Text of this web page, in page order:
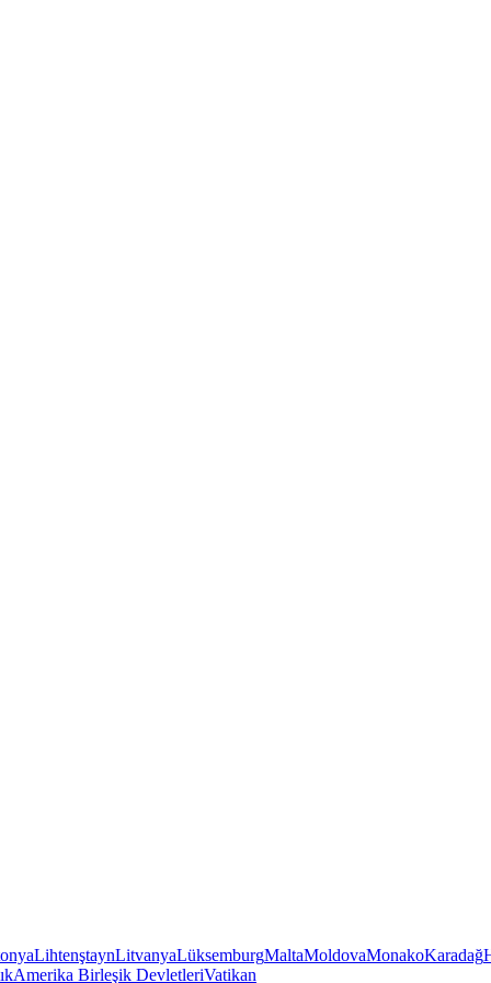
LihtenştaynLitvanyaLüksemburgMaltaMoldovaMonakoKaradağ
Amerika Birleşik DevletleriVatikan